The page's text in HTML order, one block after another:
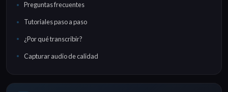
Preguntas frecuentes
Tutoriales paso a paso
¿Por qué transcribir?
Capturar audio de calidad